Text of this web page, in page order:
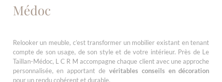
Médoc
Relooker un meuble, c’est transformer un mobilier existant en tenant
compte de son usage, de son style et de votre intérieur. Près de Le
Taillan-Médoc, L C R M accompagne chaque client avec une approche
personnalisée, en apportant de véritables conseils en décoration
pour un rendu cohérent et durable.